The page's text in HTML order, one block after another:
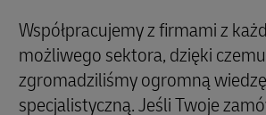
Współpracujemy z firmami z
możliwego sektora, dzięki czemu
zgromadziliśmy ogromną wiedzę
specjalistyczną. Jeśli Twoje